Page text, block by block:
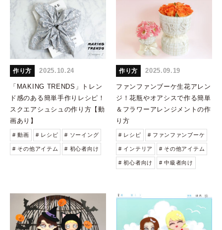
作り方 2025.10.24
「MAKING TRENDS」トレン
ド感のある簡単手作りレシピ！
スクエアシュシュの作り方【動
画あり】
# 動画 # レシピ # ソーイング
# その他アイテム # 初心者向け
作り方 2025.09.19
ファンファンブーケ生花アレン
ジ！花瓶やオアシスで作る簡単
＆フラワーアレンジメントの作
り方
# レシピ # ファンファンブーケ
# インテリア # その他アイテム
# 初心者向け # 中級者向け